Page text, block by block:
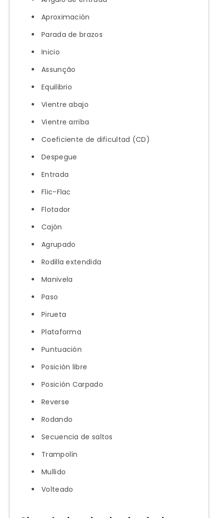
Aproximación
Parada de brazos
Inicio
Assunção
Equilibrio
Vientre abajo
Vientre arriba
Coeficiente de dificultad (CD)
Despegue
Entrada
Flic-Flac
Flotador
Cajón
Agrupado
Rodilla extendida
Manivela
Paso
Pirueta
Plataforma
Puntuación
Posición libre
Posición Carpado
Reverse
Rodando
Secuencia de saltos
Trampolín
Mullido
Volteado